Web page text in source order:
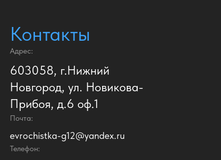
Контакты
Адрес:
603058, г.Нижний
Новгород, ул. Новикова-
Прибоя, д.6 оф.1
Почта:
evrochistka-g12@yandex.ru
Телефон: